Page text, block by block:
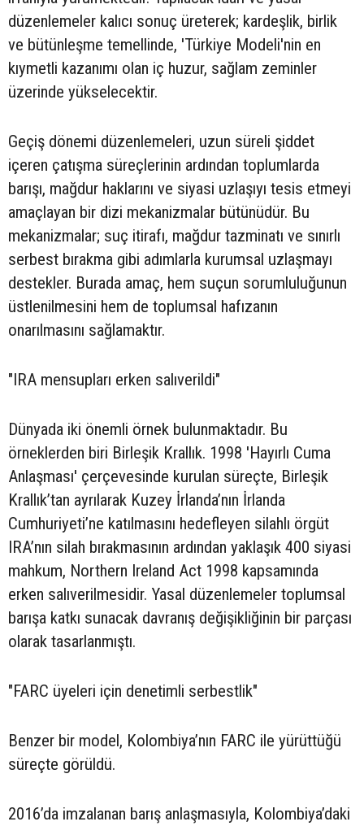
düzenlemeler kalıcı sonuç üreterek; kardeşlik, birlik
ve bütünleşme temellinde, 'Türkiye Modeli'nin en
kıymetli kazanımı olan iç huzur, sağlam zeminler
üzerinde yükselecektir.
Geçiş dönemi düzenlemeleri, uzun süreli şiddet
içeren çatışma süreçlerinin ardından toplumlarda
barışı, mağdur haklarını ve siyasi uzlaşıyı tesis etmeyi
amaçlayan bir dizi mekanizmalar bütünüdür. Bu
mekanizmalar; suç itirafı, mağdur tazminatı ve sınırlı
serbest bırakma gibi adımlarla kurumsal uzlaşmayı
destekler. Burada amaç, hem suçun sorumluluğunun
üstlenilmesini hem de toplumsal hafızanın
onarılmasını sağlamaktır.
"IRA mensupları erken salıverildi"
Dünyada iki önemli örnek bulunmaktadır. Bu
örneklerden biri Birleşik Krallık. 1998 'Hayırlı Cuma
Anlaşması' çerçevesinde kurulan süreçte, Birleşik
Krallık’tan ayrılarak Kuzey İrlanda’nın İrlanda
Cumhuriyeti’ne katılmasını hedefleyen silahlı örgüt
IRA’nın silah bırakmasının ardından yaklaşık 400 siyasi
mahkum, Northern Ireland Act 1998 kapsamında
erken salıverilmesidir. Yasal düzenlemeler toplumsal
barışa katkı sunacak davranış değişikliğinin bir parçası
olarak tasarlanmıştı.
"FARC üyeleri için denetimli serbestlik"
Benzer bir model, Kolombiya’nın FARC ile yürüttüğü
süreçte görüldü.
2016’da imzalanan barış anlaşmasıyla, Kolombiya’daki